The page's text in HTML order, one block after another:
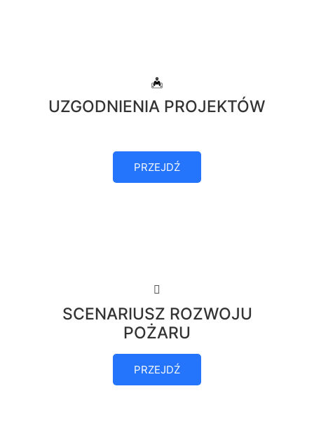
UZGODNIENIA PROJEKTÓW
PRZEJDŹ
SCENARIUSZ ROZWOJU
POŻARU
PRZEJDŹ